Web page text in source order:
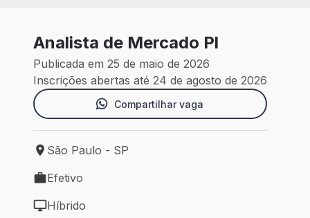
Analista de Mercado Pl
Publicada em 25 de maio de 2026
Inscrições abertas até 24 de agosto de 2026
Compartilhar vaga
Local de trabalho: São Paulo - SP
São Paulo - SP
Tipo de vaga: Efetivo
Efetivo
Modelo de trabalho: Híbrido
Híbrido